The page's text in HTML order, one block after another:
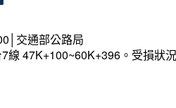
交通部公路局
線 47K+100~60K+396。受損狀